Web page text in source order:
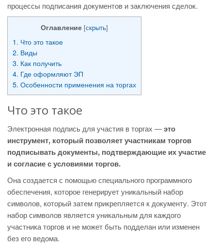
процессы подписания документов и заключения сделок.
Оглавление [скрыть]
1. Что это такое
2. Виды
3. Как получить
4. Где оформляют ЭП
5. Особенности применения на торгах
Что это такое
Электронная подпись для участия в торгах —это
инструмент, который позволяет участникам торгов
подписывать документы, подтверждающие их участие
и согласие с условиями торгов.
Она создается с помощью специального программного
обеспечения, которое генерирует уникальный набор
символов, который затем прикрепляется к документу. Этот
набор символов является уникальным для каждого
участника торгов и не может быть подделан или изменен
без его ведома.